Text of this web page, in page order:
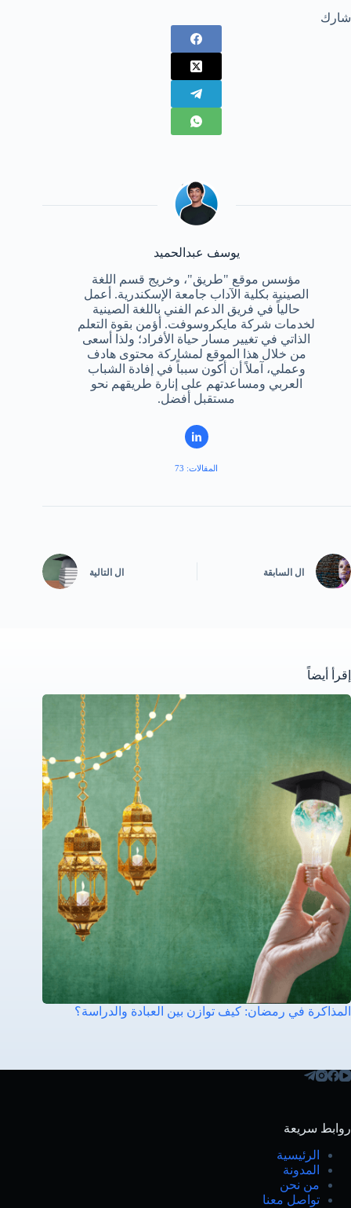
شارك
يوسف عبدالحميد
مؤسس موقع "طريق"، وخريج قسم اللغة
الصينية بكلية الآداب جامعة الإسكندرية. أعمل
حالياً في فريق الدعم الفني باللغة الصينية
لخدمات شركة مايكروسوفت. أؤمن بقوة التعلم
الذاتي في تغيير مسار حياة الأفراد؛ ولذا أسعى
من خلال هذا الموقع لمشاركة محتوى هادف
وعملي، آملاً أن أكون سبباً في إفادة الشباب
العربي ومساعدتهم على إنارة طريقهم نحو
مستقبل أفضل.
المقالات: 73
ال السابقة ال التالية
إقرأ أيضاً
المذاكرة في رمضان: كيف توازن بين العبادة والدراسة؟
روابط سريعة
الرئيسية
المدونة
من نحن
تواصل معنا